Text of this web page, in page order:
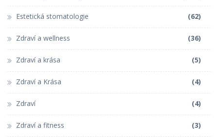
Estetická stomatologie (62)
Zdraví a wellness (36)
Zdraví a krása (5)
Zdraví a Krása (4)
Zdraví (4)
Zdraví a fitness (3)